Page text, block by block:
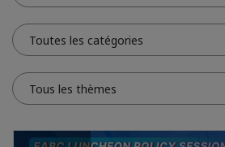
Toutes les catégories
Tous les thèmes